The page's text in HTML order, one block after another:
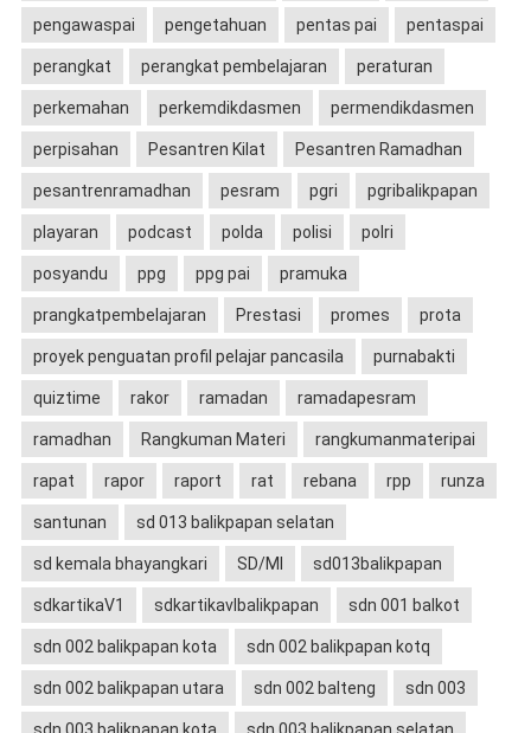
pengawaspai pengetahuan pentas pai pentaspai
perangkat perangkat pembelajaran peraturan
perkemahan perkemdikdasmen permendikdasmen
perpisahan Pesantren Kilat Pesantren Ramadhan
pesantrenramadhan pesram pgri pgribalikpapan
playaran podcast polda polisi polri
posyandu ppg ppg pai pramuka
prangkatpembelajaran Prestasi promes prota
proyek penguatan profil pelajar pancasila purnabakti
quiztime rakor ramadan ramadapesram
ramadhan Rangkuman Materi rangkumanmateripai
rapat rapor raport rat rebana rpp runza
santunan sd 013 balikpapan selatan
sd kemala bhayangkari SD/MI sd013balikpapan
sdkartikaV1 sdkartikavIbalikpapan sdn 001 balkot
sdn 002 balikpapan kota sdn 002 balikpapan kotq
sdn 002 balikpapan utara sdn 002 balteng sdn 003